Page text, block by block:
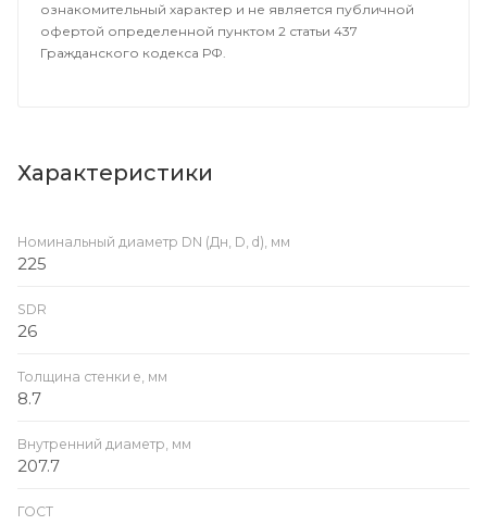
ознакомительный характер и не является публичной
офертой определенной пунктом 2 статьи 437
Гражданского кодекса РФ.
Характеристики
Номинальный диаметр DN (Дн, D, d), мм
225
SDR
26
Толщина стенки e, мм
8.7
Внутренний диаметр, мм
207.7
ГОСТ